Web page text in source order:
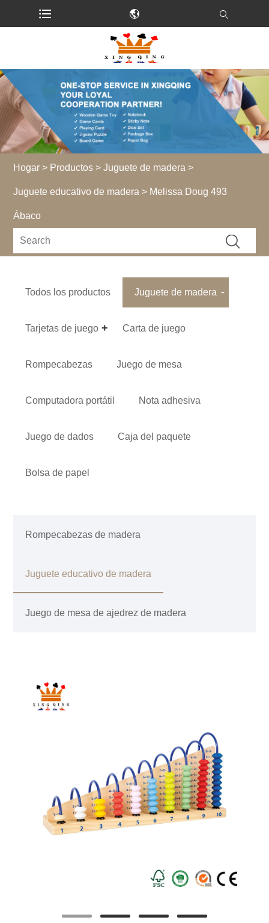
Hogar > Productos >Juguete de madera >
Juguete educativo de madera > Melissa Doug 493
Ábaco
Todos los productos Juguete de madera
Tarjetas de juego Carta de juego
Rompecabezas Juego de mesa
Computadora portátil Nota adhesiva
Juego de dados Caja del paquete
Bolsa de papel
Rompecabezas de madera
Juguete educativo de madera
Juego de mesa de ajedrez de madera